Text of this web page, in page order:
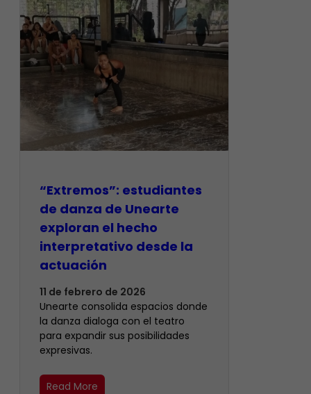
“Extremos”: estudiantes
de danza de Unearte
exploran el hecho
interpretativo desde la
actuación
11 de febrero de 2026
Unearte consolida espacios donde
la danza dialoga con el teatro
para expandir sus posibilidades
expresivas.
Read More